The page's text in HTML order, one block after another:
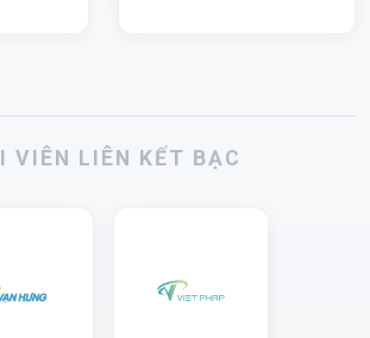
VIÊN LIÊN KẾT BẠC